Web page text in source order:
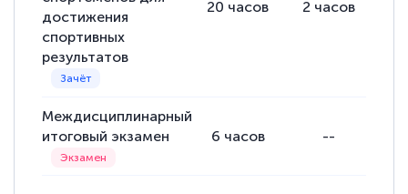
достижения
спортивных
результатов
20 часов 2 часов
Междисциплинарный
итоговый экзамен
6 часов --